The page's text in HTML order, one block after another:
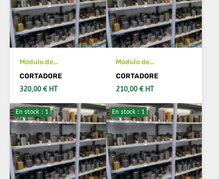
Módulo de
herramientas de
cuchillo 2 Acabado
CORTADORE
320,00 € HT
AÑADIR AL CARRITO
Módulo de
herramientas de
cuchillo 2.117 Acabado
CORTADORE
210,00 € HT
AÑADIR AL CARRITO
En stock : 1 En stock : 1